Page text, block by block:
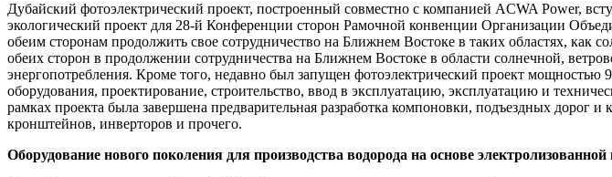
Дубайский фотоэлектрический проект, построенный совместно с компанией ACWA Power,
экологический проект для 28-й Конференции сторон Рамочной конвенции Организации
обеим сторонам продолжить свое сотрудничество на Ближнем Востоке в таких областях, как
обеих сторон в продолжении сотрудничества на Ближнем Востоке в области солнечной,
энергопотребления. Кроме того, недавно был запущен фотоэлектрический проект
оборудования, проектирование, строительство, ввод в эксплуатацию, эксплуатацию и
рамках проекта была завершена предварительная разработка компоновки, подъездных дорог
кронштейнов, инверторов и прочего.
Оборудование нового поколения для производства водорода на основе